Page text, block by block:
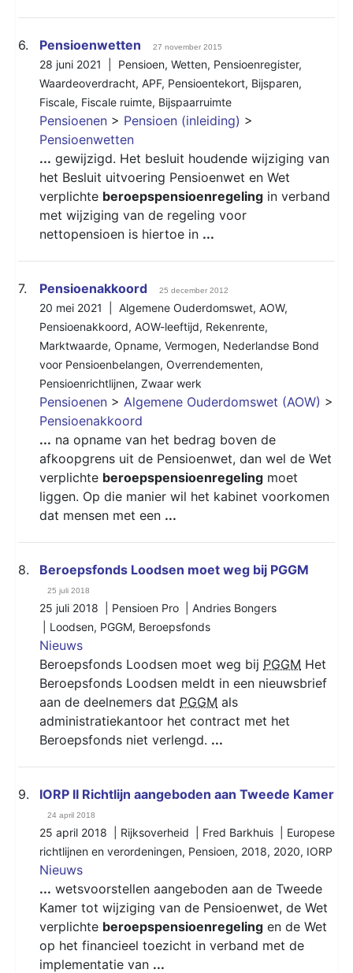
6. Pensioenwetten 27 november 2015
28 juni 2021 | Pensioen, Wetten, Pensioenregister,
Waardeoverdracht, APF, Pensioentekort, Bijsparen,
Fiscale, Fiscale ruimte, Bijspaarruimte
Pensioenen > Pensioen (inleiding) >
Pensioenwetten
... gewijzigd. Het besluit houdende wijziging van
het Besluit uitvoering Pensioenwet en Wet
verplichte beroepspensioenregeling in verband
met wijziging van de regeling voor
nettopensioen is hiertoe in ...
7. Pensioenakkoord 25 december 2012
20 mei 2021 | Algemene Ouderdomswet, AOW,
Pensioenakkoord, AOW-leeftijd, Rekenrente,
Marktwaarde, Opname, Vermogen, Nederlandse Bond
voor Pensioenbelangen, Overrendementen,
Pensioenrichtlijnen, Zwaar werk
Pensioenen > Algemene Ouderdomswet (AOW) >
Pensioenakkoord
... na opname van het bedrag boven de
afkoopgrens uit de Pensioenwet, dan wel de Wet
verplichte beroepspensioenregeling moet
liggen. Op die manier wil het kabinet voorkomen
dat mensen met een ...
8. Beroepsfonds Loodsen moet weg bij PGGM
25 juli 2018
25 juli 2018 | Pensioen Pro | Andries Bongers
Loodsen, PGGM, Beroepsfonds
Nieuws
Beroepsfonds Loodsen moet weg bij PGGM Het
Beroepsfonds Loodsen meldt in een nieuwsbrief
aan de deelnemers dat PGGM als
administratiekantoor het contract met het
Beroepsfonds niet verlengd. ...
9. IORP II Richtlijn aangeboden aan Tweede Kamer
24 april 2018
25 april 2018 | Rijksoverheid | Fred Barkhuis | Europese
richtlijnen en verordeningen, Pensioen, 2018, 2020, IORP
Nieuws
... wetsvoorstellen aangeboden aan de Tweede
Kamer tot wijziging van de Pensioenwet, de Wet
verplichte beroepspensioenregeling en de Wet
op het financieel toezicht in verband met de
implementatie van ...